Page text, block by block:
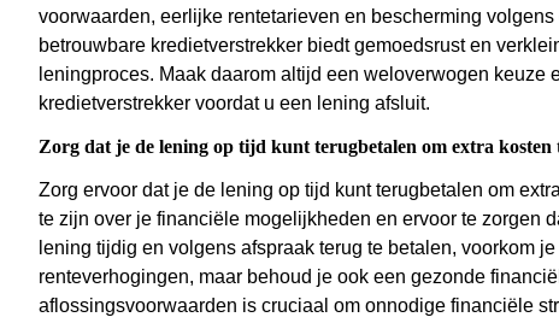
voorwaarden, eerlijke rentetarieven en bescherming
betrouwbare kredietverstrekker biedt gemoedsrust en
leningproces. Maak daarom altijd een weloverwogen keuze
kredietverstrekker voordat u een lening afsluit.
Zorg dat je de lening op tijd kunt terugbetalen om extra kosten
Zorg ervoor dat je de lening op tijd kunt terugbetalen om
te zijn over je financiële mogelijkheden en ervoor te zorgen
lening tijdig en volgens afspraak terug te betalen, voorkom
renteverhogingen, maar behoud je ook een gezonde
aflossingsvoorwaarden is cruciaal om onnodige financiële